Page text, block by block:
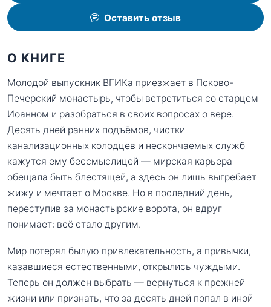
Оставить отзыв
О КНИГЕ
Молодой выпускник ВГИКа приезжает в Псково-
Печерский монастырь, чтобы встретиться со старцем
Иоанном и разобраться в своих вопросах о вере.
Десять дней ранних подъёмов, чистки
канализационных колодцев и нескончаемых служб
кажутся ему бессмыслицей — мирская карьера
обещала быть блестящей, а здесь он лишь выгребает
жижу и мечтает о Москве. Но в последний день,
переступив за монастырские ворота, он вдруг
понимает: всё стало другим.
Мир потерял былую привлекательность, а привычки,
казавшиеся естественными, открылись чуждыми.
Теперь он должен выбрать — вернуться к прежней
жизни или признать, что за десять дней попал в иной